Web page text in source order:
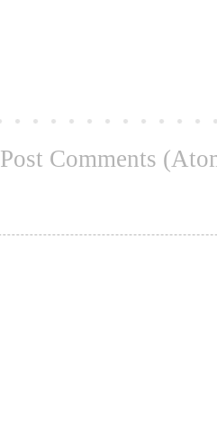
Post Comments